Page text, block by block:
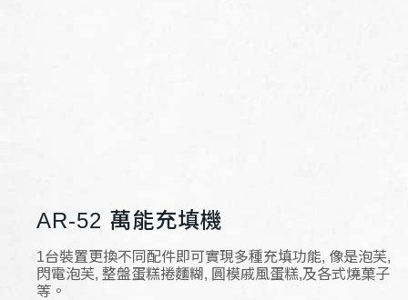
AR-52 萬能充填機
1台裝置更換不同配件即可實現多種充填功能, 像是泡芙,
閃電泡芙, 整盤蛋糕捲麵糊, 圓模戚風蛋糕,及各式燒菓子
等。